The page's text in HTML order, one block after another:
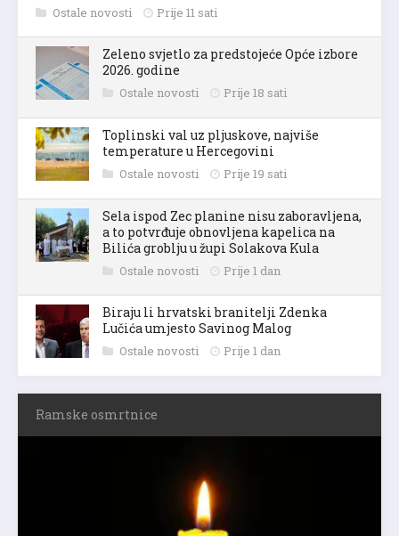
Ostale novosti Prije 11 sati
Zeleno svjetlo za predstojeće Opće izbore
2026. godine
Ostale novosti Prije 18 sati
Toplinski val uz pljuskove, najviše
temperature u Hercegovini
Ostale novosti Prije 19 sati
Sela ispod Zec planine nisu zaboravljena,
a to potvrđuje obnovljena kapelica na
Bilića groblju u župi Solakova Kula
Ostale novosti Prije 1 dan
Biraju li hrvatski branitelji Zdenka
Lučića umjesto Savinog Malog
Ostale novosti Prije 1 dan
Ramske osmrtnice